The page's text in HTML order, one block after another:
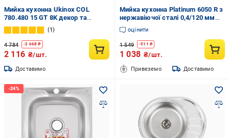
Мийка кухонна Ukinox COL
780.480 15 GT 8K декор та
дошка кухонна обробна
1
4 784 -2 668 ₴
2 116 ₴/шт.
Доставимо
Мийка кухонна Platinum 6050 R з
нержавіючої сталі 0,4/120 мм
(000000388)
оцінити
1 549 -511 ₴
1 038 ₴/шт.
Привеземо Доставимо